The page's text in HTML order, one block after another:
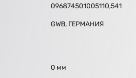
096874501005110,541
GWB, ГЕРМАНИЯ
0 мм